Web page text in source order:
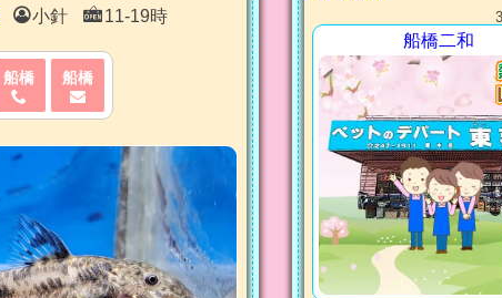
小針 11-19時
船橋 船橋
船橋二和